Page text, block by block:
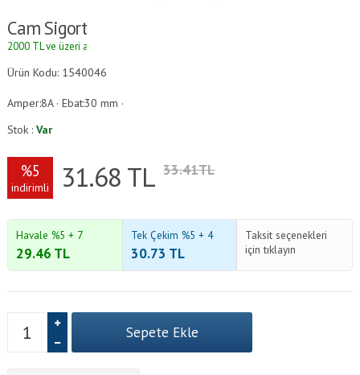
Cam Sigorta
2000 TL ve üzeri alışverişlerde kargo ücretsizdir.
Ürün Kodu: 1540046
Amper:8A · Ebat:30 mm ·
Stok :Var
%5
indirimli 31.68 TL 33.41TL
Havale %5 + 7
29.46 TL
Tek Çekim %5 + 4
30.73 TL
Taksit seçenekleri
için tıklayın